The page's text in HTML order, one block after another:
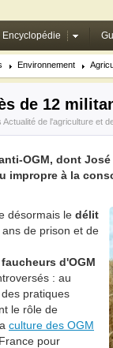
Encyclopédie
Environnement
de 12
Actualité de l'agriculture et
OGM, dont
impropre à la
désormais le délit
ans de prison et de
d'OGM
: au
pratiques
le rôle de
culture des OGM
pour